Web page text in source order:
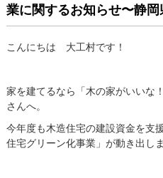
業に関するお知らせ〜静岡
こんにちは 大工村です！
家を建てるなら「木の家がいいな
さんへ。
今年度も木造住宅の建設資金を支
住宅グリーン化事業」が動き出し